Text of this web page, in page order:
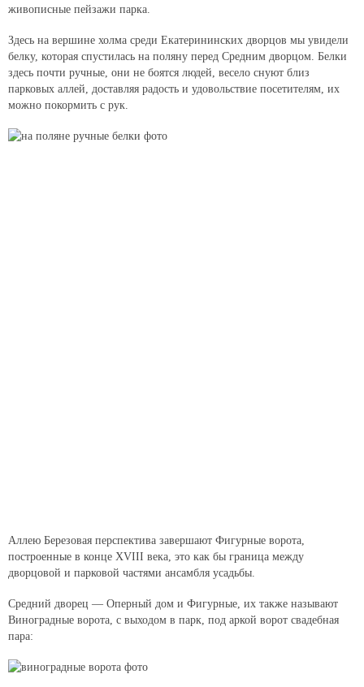
живописные пейзажи парка.
Здесь на вершине холма среди Екатерининских дворцов мы увидели
белку, которая спустилась на поляну перед Средним дворцом. Белки
здесь почти ручные, они не боятся людей, весело снуют близ
парковых аллей, доставляя радость и удовольствие посетителям, их
можно покормить с рук.
Аллею Березовая перспектива завершают Фигурные ворота,
построенные в конце XVIII века, это как бы граница между
дворцовой и парковой частями ансамбля усадьбы.
Средний дворец — Оперный дом и Фигурные, их также называют
Виноградные ворота, с выходом в парк, под аркой ворот свадебная
пара: